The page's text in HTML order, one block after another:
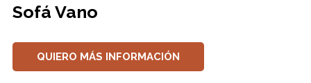
Sofá Vano
QUIERO MÁS INFORMACIÓN